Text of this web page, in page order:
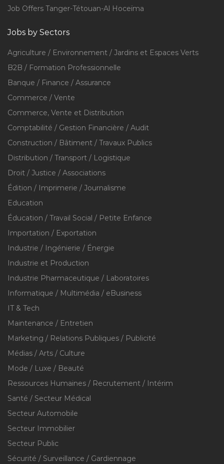
Job Offers Tanger-Tétouan-Al Hoceïma
Jobs by Sectors
Agriculture / Environnement / Jardins et Espaces Verts
B2B / Formation Professionnelle
Banque / Finance / Assurance
Commerce / Vente
Commerce, Vente et Distribution
Comptabilité / Gestion Financière / Audit
Construction / Bâtiment / Travaux Publics
Distribution / Transport / Logistique
Droit / Justice / Associations
Édition / Imprimerie / Journalisme
Education
Éducation / Travail Social / Petite Enfance
Importation / Exportation
Industrie / Ingénierie / Énergie
Industrie et Production
Industrie Pharmaceutique / Laboratoires
Informatique / Multimédia / eBusiness
IT & Tech
Maintenance / Entretien
Marketing / Relations Publiques / Publicité
Médias / Arts / Culture
Mode / Luxe / Beauté
Ressources Humaines / Recrutement / Intérim
Santé / Secteur Médical
Secteur Automobile
Secteur Immobilier
Secteur Public
Sécurité / Surveillance / Gardiennage